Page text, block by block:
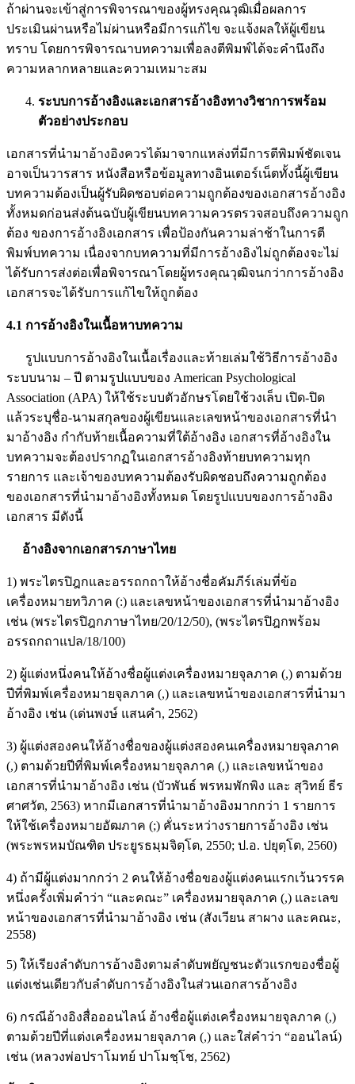
ถ้าผ่านจะเข้าสู่การพิจารณาของผู้ทรงคุณวุฒิเมื่อผลการ
ประเมินผ่านหรือไม่ผ่านหรือมีการแก้ไข จะแจ้งผลให้ผู้เขียน
ทราบ โดยการพิจารณาบทความเพื่อลงตีพิมพ์ได้จะคำนึงถึง
ความหลากหลายและความเหมาะสม
ระบบการอ้างอิงและเอกสารอ้างอิงทางวิชาการพร้อม
ตัวอย่างประกอบ
เอกสารที่นำมาอ้างอิงควรได้มาจากแหล่งที่มีการตีพิมพ์ชัดเจน
อาจเป็นวารสาร หนังสือหรือข้อมูลทางอินเตอร์เน็ตทั้งนี้ผู้เขียน
บทความต้องเป็นผู้รับผิดชอบต่อความถูกต้องของเอกสารอ้างอิง
ทั้งหมดก่อนส่งต้นฉบับผู้เขียนบทความควรตรวจสอบถึงความถูก
ต้อง ของการอ้างอิงเอกสาร เพื่อป้องกันความล่าช้าในการตี
พิมพ์บทความ เนื่องจากบทความที่มีการอ้างอิงไม่ถูกต้องจะไม่
ได้รับการส่งต่อเพื่อพิจารณาโดยผู้ทรงคุณวุฒิจนกว่าการอ้างอิง
เอกสารจะได้รับการแก้ไขให้ถูกต้อง
4.1 การอ้างอิงในเนื้อหาบทความ
รูปแบบการอ้างอิงในเนื้อเรื่องและท้ายเล่มใช้วิธีการอ้างอิง
ระบบนาม – ปี ตามรูปแบบของ American Psychological
Association (APA) ให้ใช้ระบบตัวอักษรโดยใช้วงเล็บ เปิด-ปิด
แล้วระบุชื่อ-นามสกุลของผู้เขียนและเลขหน้าของเอกสารที่นำ
มาอ้างอิง กำกับท้ายเนื้อความที่ใต้อ้างอิง เอกสารที่อ้างอิงใน
บทความจะต้องปรากฏในเอกสารอ้างอิงท้ายบทความทุก
รายการ และเจ้าของบทความต้องรับผิดชอบถึงความถูกต้อง
ของเอกสารที่นำมาอ้างอิงทั้งหมด โดยรูปแบบของการอ้างอิง
เอกสาร มีดังนี้
อ้างอิงจากเอกสารภาษาไทย
1) พระไตรปิฎกและอรรถกถาให้อ้างชื่อคัมภีร์เล่มที่ข้อ
เครื่องหมายทวิภาค (:) และเลขหน้าของเอกสารที่นำมาอ้างอิง
เช่น (พระไตรปิฎกภาษาไทย/20/12/50), (พระไตรปิฎกพร้อม
อรรถกถาแปล/18/100)
2) ผู้แต่งหนึ่งคนให้อ้างชื่อผู้แต่งเครื่องหมายจุลภาค (,) ตามด้วย
ปีที่พิมพ์เครื่องหมายจุลภาค (,) และเลขหน้าของเอกสารที่นำมา
อ้างอิง เช่น (เด่นพงษ์ แสนคำ, 2562)
3) ผู้แต่งสองคนให้อ้างชื่อของผู้แต่งสองคนเครื่องหมายจุลภาค
(,) ตามด้วยปีที่พิมพ์เครื่องหมายจุลภาค (,) และเลขหน้าของ
เอกสารที่นำมาอ้างอิง เช่น (บัวพันธ์ พรหมพักพิง และ สุวิทย์ ธีร
ศาศวัต, 2563) หากมีเอกสารที่นำมาอ้างอิงมากกว่า 1 รายการ
ให้ใช้เครื่องหมายอัฒภาค (;) คั่นระหว่างรายการอ้างอิง เช่น
(พระพรหมบัณฑิต ประยูรธมฺมจิตฺโต, 2550; ป.อ. ปยุตฺโต, 2560)
4) ถ้ามีผู้แต่งมากกว่า 2 คนให้อ้างชื่อของผู้แต่งคนแรกเว้นวรรค
หนึ่งครั้งเพิ่มคำว่า “และคณะ” เครื่องหมายจุลภาค (,) และเลข
หน้าของเอกสารที่นำมาอ้างอิง เช่น (สังเวียน สาผาง และคณะ,
2558)
5) ให้เรียงลำดับการอ้างอิงตามลำดับพยัญชนะตัวแรกของชื่อผู้
แต่งเช่นเดียวกับลำดับการอ้างอิงในส่วนเอกสารอ้างอิง
6) กรณีอ้างอิงสื่อออนไลน์ อ้างชื่อผู้แต่งเครื่องหมายจุลภาค (,)
ตามด้วยปีที่แต่งเครื่องหมายจุลภาค (,) และใส่คำว่า “ออนไลน์)
เช่น (หลวงพ่อปราโมทย์ ปาโมชฺโช, 2562)